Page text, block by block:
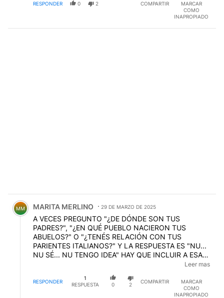
RESPONDER 0 2 COMPARTIR
MARCAR
COMO
INAPROPIADO
Comentario de MARITA MERLINO.
MM MARITA MERLINO 29 DE MARZO DE 2025
A VECES PREGUNTO "¿DE DÓNDE SON TUS
PADRES?", "¿EN QUÉ PUEBLO NACIERON TUS
ABUELOS?" O "¿TENÉS RELACIÓN CON TUS
PARIENTES ITALIANOS?" Y LA RESPUESTA ES "NU...
NU SÉ... NU TENGO IDEA" HAY QUE INCLUIR A ESA
GENTE NACIDA DE UN REPOLLO, QUE JAMÁS SE
INTERESÓ POR SUS ORÍGENES, QUE NO SABEN UNA
PALABRA DE ITALIANO, ETC. PARA QUE JAMÁS SE
LES OCURRA PEDIR LA DOBLE NACIONALIDAD.
Leer mas
RESPONDER
1
RESPUESTA
0 2
COMPARTIR
MARCAR
COMO
INAPROPIADO